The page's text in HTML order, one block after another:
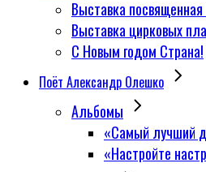
Выставка
Выставка цирковых
С Новым годом Страна!
Поёт Александр Олешко
Альбомы
«Самый лучший
«Настройте